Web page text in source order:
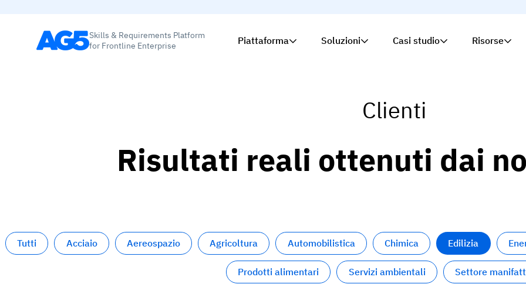
Skills & Requirements Platform
for Frontline Enterprise
Piattaforma Soluzioni Casi studio Risorse
Clienti
Risultati reali ottenuti dai
Tutti Acciaio Aereospazio Agricoltura Automobilistica Chimica Edilizia
Prodotti alimentari Servizi ambientali Settore